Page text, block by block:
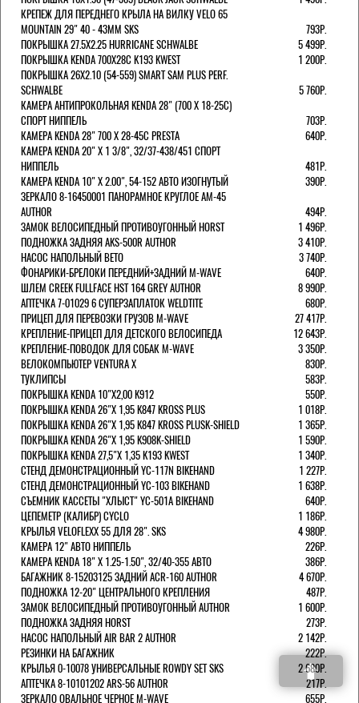
КРЕПЕЖ ДЛЯ ПЕРЕДНЕГО КРЫЛА НА ВИЛКУ VELO 65
MOUNTAIN 29" 40 - 43ММ SKS
793Р.
ПОКРЫШКА 27.5X2.25 HURRICANE SCHWALBE
5 499Р.
ПОКРЫШКА KENDA 700Х28С K193 KWEST
1 200Р.
ПОКРЫШКА 26X2.10 (54-559) SMART SAM PLUS PERF.
SCHWALBE
5 760Р.
КАМЕРА АНТИПРОКОЛЬНАЯ KENDA 28" (700 Х 18-25C)
СПОРТ НИППЕЛЬ
703Р.
КАМЕРА KENDA 28" 700 Х 28-45С PRESTA
640Р.
КАМЕРА KENDA 20" Х 1 3/8", 32/37-438/451 СПОРТ
НИППЕЛЬ
481Р.
КАМЕРА KENDA 10" Х 2.00", 54-152 АВТО ИЗОГНУТЫЙ
390Р.
ЗЕРКАЛО 8-16450001 ПАНОРАМНОЕ КРУГЛОЕ AM-45
AUTHOR
494Р.
ЗАМОК ВЕЛОСИПЕДНЫЙ ПРОТИВОУГОННЫЙ HORST
1 496Р.
ПОДНОЖКА ЗАДНЯЯ AKS-500R AUTHOR
3 410Р.
НАСОС НАПОЛЬНЫЙ BETO
3 740Р.
ФОНАРИКИ-БРЕЛОКИ ПЕРЕДНИЙ+ЗАДНИЙ M-WAVE
640Р.
ШЛЕМ CREEK FULLFACE HST 164 GREY AUTHOR
8 990Р.
АПТЕЧКА 7-01029 6 СУПЕРЗАПЛАТОК WELDTITE
680Р.
ПРИЦЕП ДЛЯ ПЕРЕВОЗКИ ГРУЗОВ M-WAVE
27 417Р.
КРЕПЛЕНИЕ-ПРИЦЕП ДЛЯ ДЕТСКОГО ВЕЛОСИПЕДА
12 643Р.
КРЕПЛЕНИЕ-ПОВОДОК ДЛЯ СОБАК M-WAVE
3 350Р.
ВЕЛОКОМПЬЮТЕР VENTURA Х
830Р.
ТУКЛИПСЫ
583Р.
ПОКРЫШКА KENDA 10"Х2,00 K912
550Р.
ПОКРЫШКА KENDA 26"Х 1,95 K847 KROSS PLUS
1 018Р.
ПОКРЫШКА KENDA 26"Х 1,95 K847 KROSS PLUSK-SHIELD
1 365Р.
ПОКРЫШКА KENDA 26"Х 1,95 K908K-SHIELD
1 590Р.
ПОКРЫШКА KENDA 27,5"Х 1,35 K193 KWEST
1 340Р.
СТЕНД ДЕМОНСТРАЦИОННЫЙ YC-117N BIKEHAND
1 227Р.
СТЕНД ДЕМОНСТРАЦИОННЫЙ YC-103 BIKEHAND
1 638Р.
СЪЕМНИК КАССЕТЫ "ХЛЫСТ" YC-501A BIKEHAND
640Р.
ЦЕПЕМЕТР (КАЛИБР) CYCLO
1 186Р.
КРЫЛЬЯ VELOFLEXX 55 ДЛЯ 28". SKS
4 980Р.
КАМЕРА 12" АВТО НИППЕЛЬ
226Р.
КАМЕРА KENDA 18" Х 1.25-1.50", 32/40-355 АВТО
386Р.
БАГАЖНИК 8-15203125 ЗАДНИЙ ACR-160 AUTHOR
4 670Р.
ПОДНОЖКА 12-20" ЦЕНТРАЛЬНОГО КРЕПЛЕНИЯ
487Р.
ЗАМОК ВЕЛОСИПЕДНЫЙ ПРОТИВОУГОННЫЙ AUTHOR
1 600Р.
ПОДНОЖКА ЗАДНЯЯ HORST
273Р.
НАСОС НАПОЛЬНЫЙ AIR BAR 2 AUTHOR
2 142Р.
РЕЗИНКИ НА БАГАЖНИК
222Р.
КРЫЛЬЯ 0-10078 УНИВЕРСАЛЬНЫЕ ROWDY SET SKS
2 680Р.
АПТЕЧКА 8-10101202 ARS-56 AUTHOR
217Р.
ЗЕРКАЛО ОВАЛЬНОЕ ЧЕРНОЕ M-WAVE
655Р.